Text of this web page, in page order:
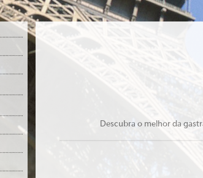
Descubra o melhor da